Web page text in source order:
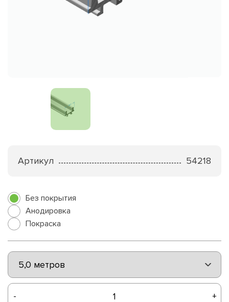
Артикул 54218
Без покрытия
Анодировка
Покраска
- +